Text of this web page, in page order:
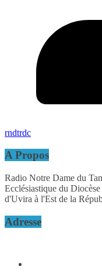
rndtrdc
A Propos
Radio Notre Dame du
Ecclésiastique du
d'Uvira à l'Est de la
Adresse